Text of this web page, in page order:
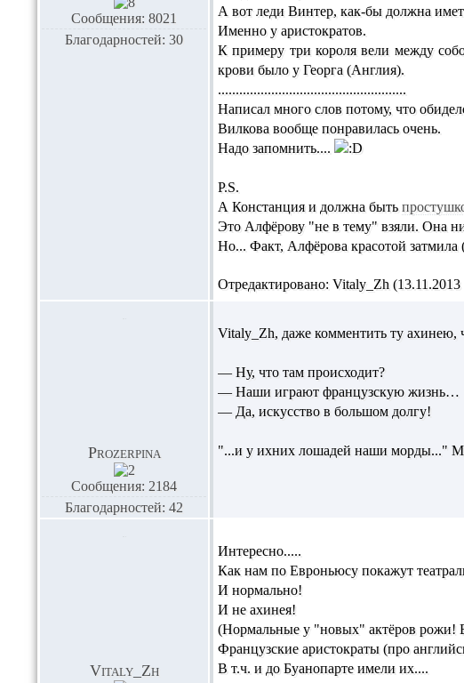
Сообщения: 8021
Благодарностей: 30
А вот леди Винтер, как-бы должна
Именно у аристократов.
К примеру три короля вели между
крови было у Георга (Англия).
.....................................................
Написал много слов потому, что
Вилкова вообще понравилась очень.
Надо запомнить....
P.S.
А Констанция и должна быть
Это Алфёрову "не в тему" взяли. Она
Но... Факт, Алфёрова красотой затмила
Отредактировано: Vitaly_Zh (13.11.2013
Prozerpina
Сообщения: 2184
Благодарностей: 42
Vitaly_Zh, даже комментить ту ахинею,
— Ну, что там происходит?
— Наши играют французскую жизнь…
— Да, искусство в большом долгу!
"...и у ихних лошадей наши морды..."
Vitaly_Zh
Интересно.....
Как нам по Евроньюсу покажут
И нормально!
И не ахинея!
(Нормальные у "новых" актёров рожи!
Французские аристократы (про
В т.ч. и до Буанопарте имели их....